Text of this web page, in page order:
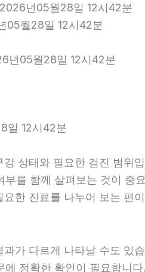
년05월28일 12시42분
05월28일 12시42분
년05월28일 12시42분
일 12시42분
상태와 필요한 검진 범
를 함께 살펴보는 것이
한 진료를 나누어 보는 편
가 다르게 나타날 수도
정확한 확인이 필요합